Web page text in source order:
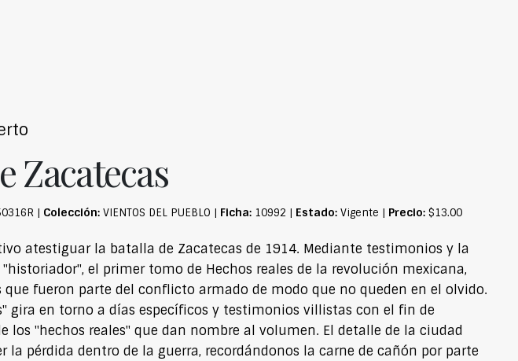
Zacatecas
| Colección: VIENTOS DEL PUEBLO | Ficha: 10992 | Estado: Vigente | Precio: $13.00
atestiguar la batalla de Zacatecas de 1914. Mediante testimonios y la
el primer tomo de Hechos reales de la revolución mexicana,
que fueron parte del conflicto armado de modo que no queden en el olvido.
gira en torno a días específicos y testimonios villistas con el fin de
los "hechos reales" que dan nombre al volumen. El detalle de la ciudad
la pérdida dentro de la guerra, recordándonos la carne de cañón por parte